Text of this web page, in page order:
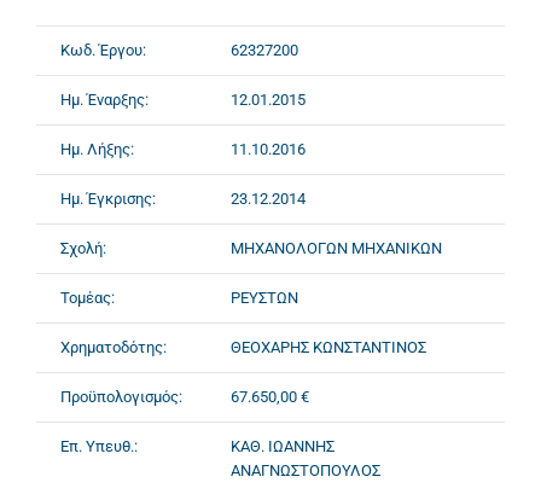
Κωδ. Έργου: 62327200
Ημ. Έναρξης: 12.01.2015
Ημ. Λήξης: 11.10.2016
Ημ. Έγκρισης: 23.12.2014
Σχολή: ΜΗΧΑΝΟΛΟΓΩΝ ΜΗΧΑΝΙΚΩΝ
Τομέας: ΡΕΥΣΤΩΝ
Χρηματοδότης: ΘΕΟΧΑΡΗΣ ΚΩΝΣΤΑΝΤΙΝΟΣ
Προϋπολογισμός: 67.650,00 €
Επ. Υπευθ.:
ΚΑΘ. ΙΩΑΝΝΗΣ
ΑΝΑΓΝΩΣΤΟΠΟΥΛΟΣ